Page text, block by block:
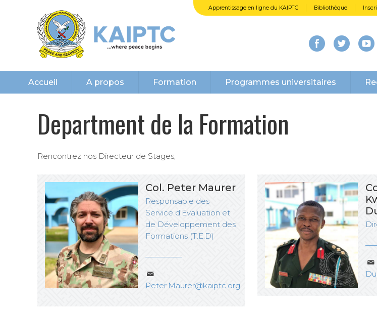
Apprentissage en ligne du KAIPTC Bibliothèque
Accueil A propos Formation Programmes universitaires
Department de la Formation
Rencontrez nos Directeur de Stages;
Col. Peter Maurer
Responsable des
Service d’Evaluation et
de Développement des
Formations (T.E.D)
Peter.Maurer@kaiptc.org